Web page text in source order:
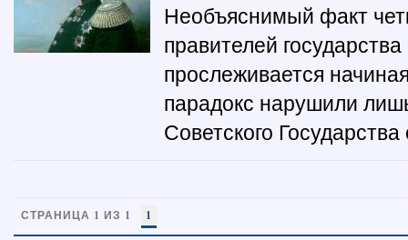
Необъяснимый факт
правителей
прослеживается
парадокс нарушили
Советского
СТРАНИЦА 1 ИЗ 1 1